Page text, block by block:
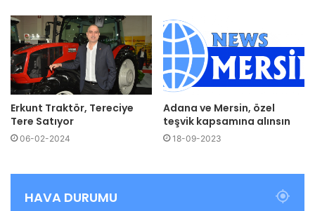
Erkunt Traktör, Tereciye
Tere Satıyor
06-02-2024
Adana ve Mersin, özel
teşvik kapsamına alınsın
18-09-2023
HAVA DURUMU